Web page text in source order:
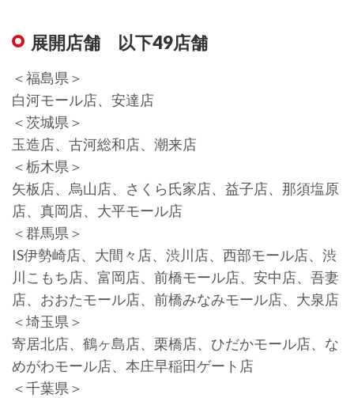
展開店舗 以下49店舗
＜福島県＞
白河モール店、安達店
＜茨城県＞
玉造店、古河総和店、潮来店
＜栃木県＞
矢板店、烏山店、さくら氏家店、益子店、那須塩原
店、真岡店、大平モール店
＜群馬県＞
IS伊勢崎店、大間々店、渋川店、西部モール店、渋
川こもち店、富岡店、前橋モール店、安中店、吾妻
店、おおたモール店、前橋みなみモール店、大泉店
＜埼玉県＞
寄居北店、鶴ヶ島店、栗橋店、ひだかモール店、な
めがわモール店、本庄早稲田ゲート店
＜千葉県＞